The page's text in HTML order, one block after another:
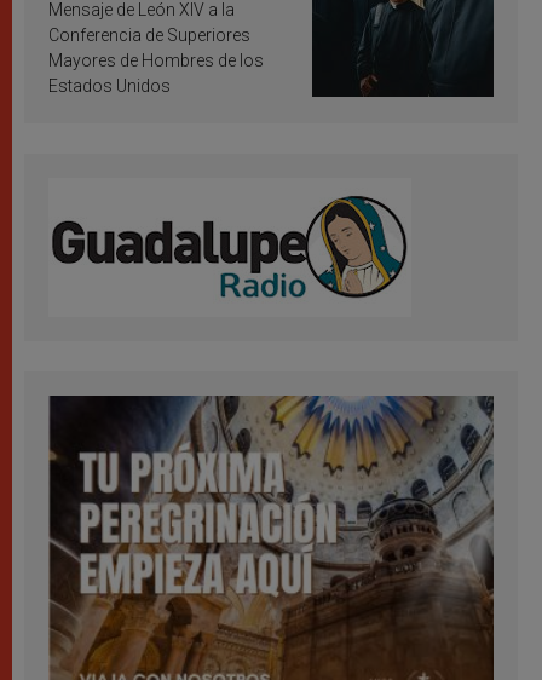
Mensaje de León XIV a la
Conferencia de Superiores
Mayores de Hombres de los
Estados Unidos